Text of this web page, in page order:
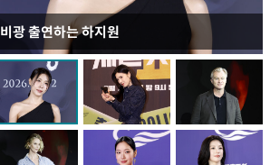
비광 출연하는 하지원
이재명 대통령, "수사·기소 분리 관련 대비책 최
선 다해 강구해야"